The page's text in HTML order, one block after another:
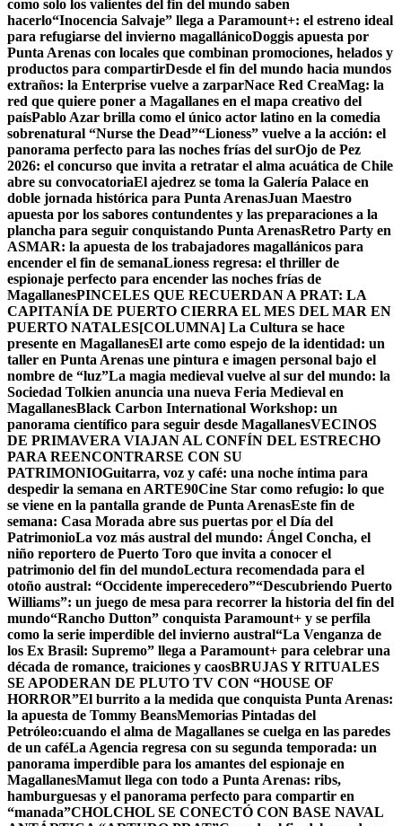
como solo los valientes del fin del mundo saben
hacerlo“Inocencia Salvaje” llega a Paramount+: el estreno ideal
para refugiarse del invierno magallánicoDoggis apuesta por
Punta Arenas con locales que combinan promociones, helados y
productos para compartirDesde el fin del mundo hacia mundos
extraños: la Enterprise vuelve a zarparNace Red CreaMag: la
red que quiere poner a Magallanes en el mapa creativo del
paísPablo Azar brilla como el único actor latino en la comedia
sobrenatural “Nurse the Dead”“Lioness” vuelve a la acción: el
panorama perfecto para las noches frías del surOjo de Pez
2026: el concurso que invita a retratar el alma acuática de Chile
abre su convocatoriaEl ajedrez se toma la Galería Palace en
doble jornada histórica para Punta ArenasJuan Maestro
apuesta por los sabores contundentes y las preparaciones a la
plancha para seguir conquistando Punta ArenasRetro Party en
ASMAR: la apuesta de los trabajadores magallánicos para
encender el fin de semanaLioness regresa: el thriller de
espionaje perfecto para encender las noches frías de
MagallanesPINCELES QUE RECUERDAN A PRAT: LA
CAPITANÍA DE PUERTO CIERRA EL MES DEL MAR EN
PUERTO NATALES[COLUMNA] La Cultura se hace
presente en MagallanesEl arte como espejo de la identidad: un
taller en Punta Arenas une pintura e imagen personal bajo el
nombre de “luz”La magia medieval vuelve al sur del mundo: la
Sociedad Tolkien anuncia una nueva Feria Medieval en
MagallanesBlack Carbon International Workshop: un
panorama científico para seguir desde MagallanesVECINOS
DE PRIMAVERA VIAJAN AL CONFÍN DEL ESTRECHO
PARA REENCONTRARSE CON SU
PATRIMONIOGuitarra, voz y café: una noche íntima para
despedir la semana en ARTE90Cine Star como refugio: lo que
se viene en la pantalla grande de Punta ArenasEste fin de
semana: Casa Morada abre sus puertas por el Día del
PatrimonioLa voz más austral del mundo: Ángel Concha, el
niño reportero de Puerto Toro que invita a conocer el
patrimonio del fin del mundoLectura recomendada para el
otoño austral: “Occidente imperecedero”“Descubriendo Puerto
Williams”: un juego de mesa para recorrer la historia del fin del
mundo“Rancho Dutton” conquista Paramount+ y se perfila
como la serie imperdible del invierno austral“La Venganza de
los Ex Brasil: Supremo” llega a Paramount+ para celebrar una
década de romance, traiciones y caosBRUJAS Y RITUALES
SE APODERAN DE PLUTO TV CON “HOUSE OF
HORROR”El burrito a la medida que conquista Punta Arenas:
la apuesta de Tommy BeansMemorias Pintadas del
Petróleo:cuando el alma de Magallanes se cuelga en las paredes
de un caféLa Agencia regresa con su segunda temporada: un
panorama imperdible para los amantes del espionaje en
MagallanesMamut llega con todo a Punta Arenas: ribs,
hamburguesas y el panorama perfecto para compartir en
“manada”CHOLCHOL SE CONECTÓ CON BASE NAVAL